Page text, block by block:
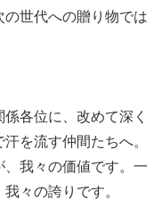
世代への贈り物では
各位に、改めて深く
を流す仲間たちへ。
我々の価値です。一
々の誇りです。